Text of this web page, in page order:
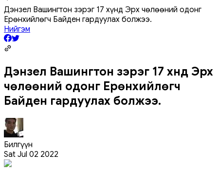
Дэнзел Вашингтон зэрэг 17 хүнд Эрх чөлөөний одонг
Ерөнхийлөгч Байден гардуулах болжээ.
Нийгэм
Дэнзел Вашингтон зэрэг 17 хүнд Эрх
чөлөөний одонг Ерөнхийлөгч
Байден гардуулах болжээ.
Билгүүн
Sat Jul 02 2022